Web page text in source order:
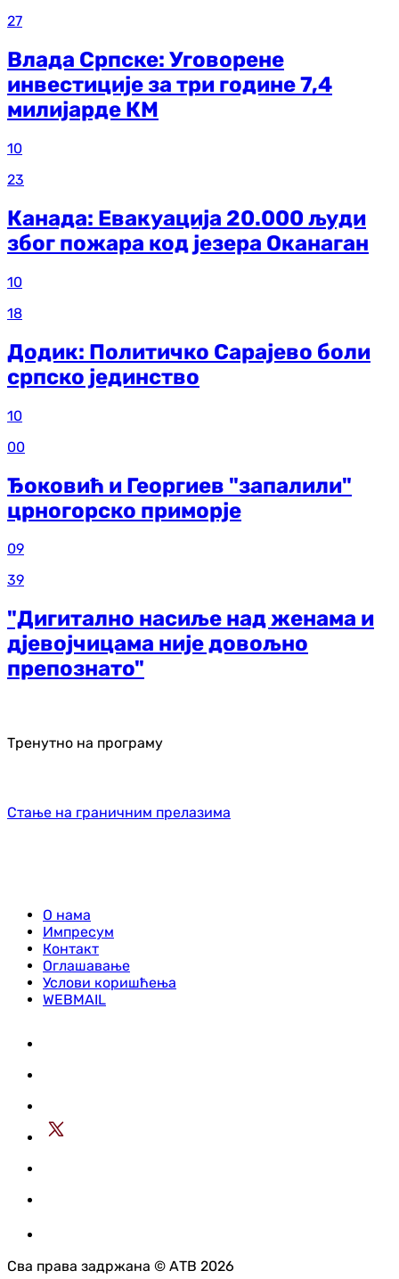
27
Влада Српске: Уговорене
инвестиције за три године 7,4
милијарде КМ
10
23
Канада: Евакуација 20.000 људи
због пожара код језера Оканаган
10
18
Додик: Политичко Сарајево боли
српско јединство
10
00
Ђоковић и Георгиев "запалили"
црногорско приморје
09
39
"Дигитално насиље над женама и
дјевојчицама није довољно
препознато"
Тренутно на програму
Стање на граничним прелазима
О нама
Импресум
Контакт
Оглашавање
Услови коришћења
WEBMAIL
Сва права задржана © АТВ 2026